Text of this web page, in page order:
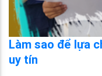
Làm sao để lựa
uy tín